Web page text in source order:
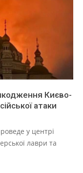
Києво-
атаки
у центрі
лаври та